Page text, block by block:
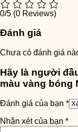
0/5 (0 Reviews)
Đánh giá
Chưa có đánh giá
Hãy là người
màu vàng bóng
Đánh giá của bạn *
Nhận xét của bạn *